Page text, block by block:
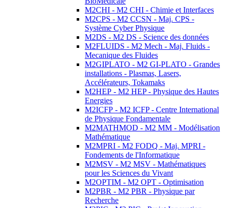
M2CHI - M2 CHI - Chimie et Interfaces
M2CPS - M2 CCSN - Maj. CPS -
Système Cyber Physique
M2DS - M2 DS - Science des données
M2FLUIDS - M2 Mech - Maj. Fluids -
Mecanique des Fluides
M2GIPLATO - M2 GI-PLATO - Grandes
installations - Plasmas, Lasers,
Accélérateurs, Tokamaks
M2HEP - M2 HEP - Physique des Hautes
Energies
M2ICFP - M2 ICFP - Centre International
de Physique Fondamentale
M2MATHMOD - M2 MM - Modélisation
Mathématique
M2MPRI - M2 FODQ - Maj. MPRI -
Fondements de l'Informatique
M2MSV - M2 MSV - Mathématiques
pour les Sciences du Vivant
M2OPTIM - M2 OPT - Optimisation
M2PBR - M2 PBR - Physique par
Recherche